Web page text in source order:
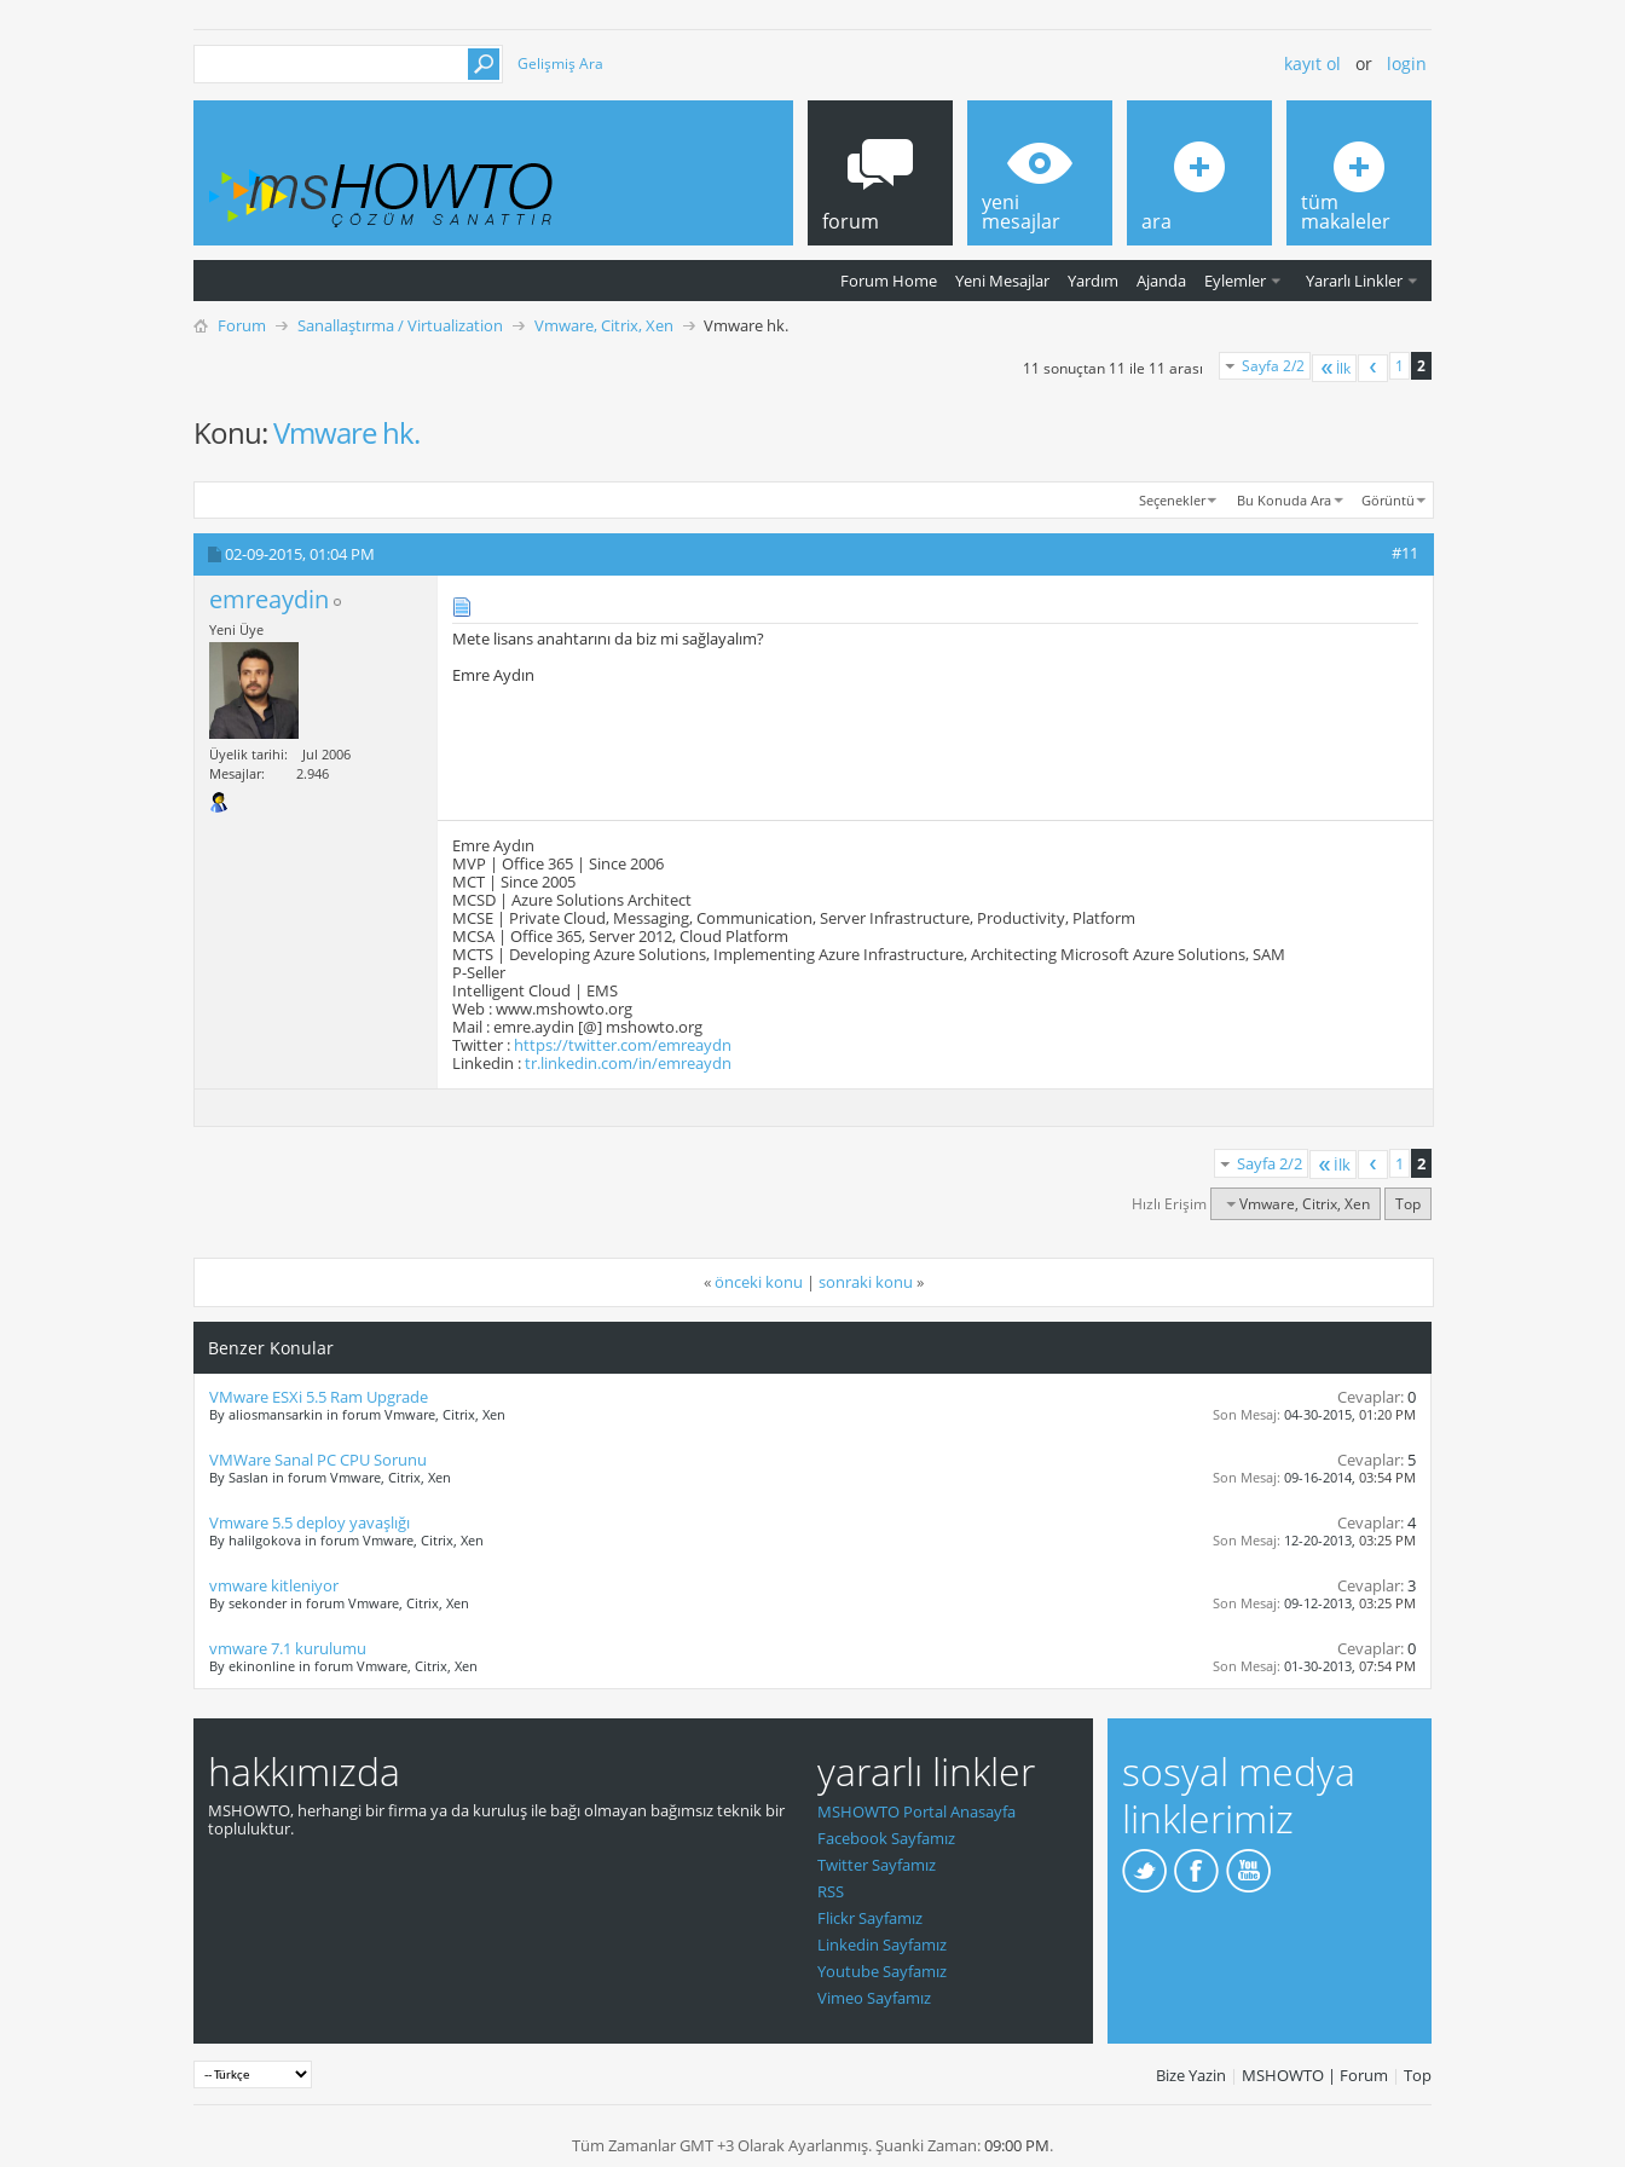
Gelişmiş Ara kayıt ol or login
forum
Forum Home Yeni Mesajlar Yardım Ajanda Eylemler Yararlı Linkler
yeni
mesajlar ara
tüm
makaleler
Forum Sanallaştırma / Virtualization Vmware, Citrix, Xen Vmware hk.
Sayfa 2/2 İlk 1 2
11 sonuçtan 11 ile 11 arası
Konu:Vmware hk.
Seçenekler Bu Konuda Ara Görüntü
02-09-2015,01:04 PM #11
emreaydin
Yeni Üye
Üyelik tarihi
Jul 2006
Mesajlar
2.946
Mete lisans anahtarını da biz mi sağlayalım?
Emre Aydın
Emre Aydın
MVP | Office 365 | Since 2006
MCT | Since 2005
MCSD | Azure Solutions Architect
MCSE | Private Cloud, Messaging, Communication, Server Infrastructure, Productivity, Platform
MCSA | Office 365, Server 2012, Cloud Platform
MCTS | Developing Azure Solutions, Implementing Azure Infrastructure, Architecting Microsoft Azure Solutions, SAM
P-Seller
Intelligent Cloud | EMS
Web : www.mshowto.org
Mail : emre.aydin [@] mshowto.org
Twitter : https://twitter.com/emreaydn
Linkedin :tr.linkedin.com/in/emreaydn
Sayfa 2/2 İlk 1 2
Hızlı Erişim Vmware, Citrix, Xen Top
«önceki konu | sonraki konu »
Benzer Konular
VMware ESXi 5.5 Ram Upgrade
By aliosmansarkin in forum Vmware, Citrix, Xen
Cevaplar:0
Son Mesaj: 04-30-2015, 01:20 PM
VMWare Sanal PC CPU Sorunu
By Saslan in forum Vmware, Citrix, Xen
Cevaplar: 5
Son Mesaj: 09-16-2014, 03:54 PM
Vmware 5.5 deploy yavaşlığı
By halilgokova in forum Vmware, Citrix, Xen
Cevaplar:4
Son Mesaj: 12-20-2013, 03:25 PM
vmware kitleniyor
By sekonder in forum Vmware, Citrix, Xen
Cevaplar:3
Son Mesaj: 09-12-2013, 03:25 PM
vmware 7.1 kurulumu
By ekinonline in forum Vmware, Citrix, Xen
Cevaplar:0
Son Mesaj: 01-30-2013, 07:54 PM
hakkımızda
MSHOWTO, herhangi bir firma ya da kuruluş ile bağı olmayan bağımsız teknik bir
topluluktur.
yararlı linkler
MSHOWTO Portal Anasayfa
Facebook Sayfamız
Twitter Sayfamız
RSS
Flickr Sayfamız
Linkedin Sayfamız
Youtube Sayfamız
Vimeo Sayfamız
sosyal medya
linklerimiz
Bize Yazin | MSHOWTO | Forum | Top
Tüm Zamanlar GMT +3 Olarak Ayarlanmış. Şuanki Zaman:09:00 PM.